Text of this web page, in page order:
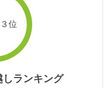
位
ランキング